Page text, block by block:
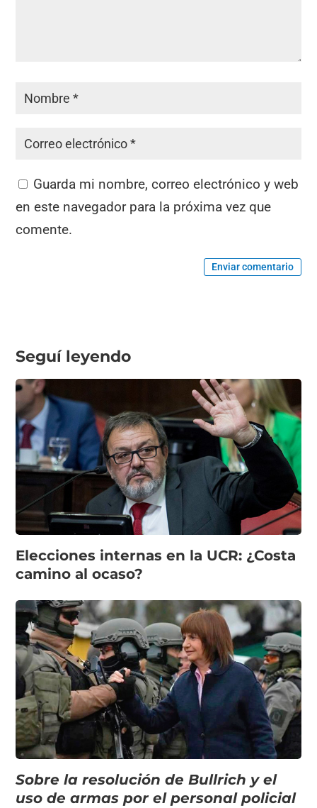
Guarda mi nombre, correo electrónico y web
en este navegador para la próxima vez que
comente.
Enviar comentario
Seguí leyendo
Elecciones internas en la UCR: ¿Costa
camino al ocaso?
Sobre la resolución de Bullrich y el
uso de armas por el personal policial